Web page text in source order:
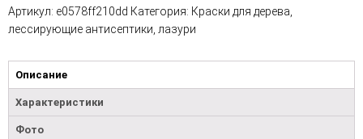
Артикул: e0578ff210dd Категория: Краски для дерева,
лессирующие антисептики, лазури
Описание
Характеристики
Фото